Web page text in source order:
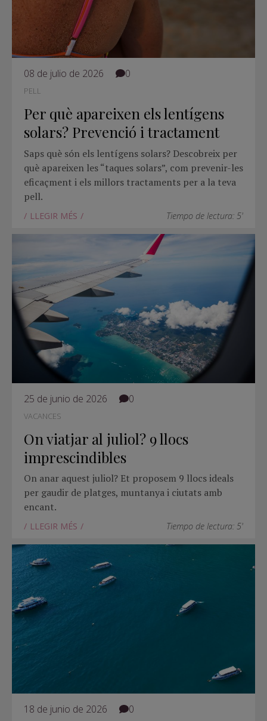
08 de julio de 2026 0
PELL
Per què apareixen els lentígens
solars? Prevenció i tractament
Saps què són els lentígens solars? Descobreix per
què apareixen les “taques solars”, com prevenir-les
eficaçment i els millors tractaments per a la teva
pell.
LLEGIR MÉS Tiempo de lectura: 5'
25 de junio de 2026 0
VACANCES
On viatjar al juliol? 9 llocs
imprescindibles
On anar aquest juliol? Et proposem 9 llocs ideals
per gaudir de platges, muntanya i ciutats amb
encant.
LLEGIR MÉS Tiempo de lectura: 5'
18 de junio de 2026 0